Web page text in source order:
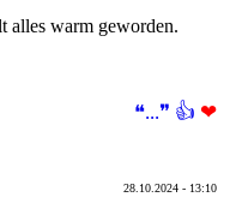
alles warm geworden.
❝...❞ 👍 ❤
28.10.2024 - 13:10